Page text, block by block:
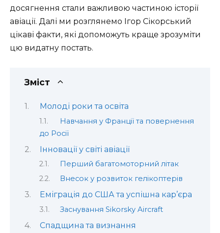
досягнення стали важливою частиною історії
авіації. Далі ми розглянемо Ігор Сікорський
цікаві факти, які допоможуть краще зрозуміти
цю видатну постать.
Зміст
Молоді роки та освіта
Навчання у Франції та повернення
до Росії
Інновації у світі авіації
Перший багатомоторний літак
Внесок у розвиток гелікоптерів
Еміграція до США та успішна кар’єра
Заснування Sikorsky Aircraft
Спадщина та визнання